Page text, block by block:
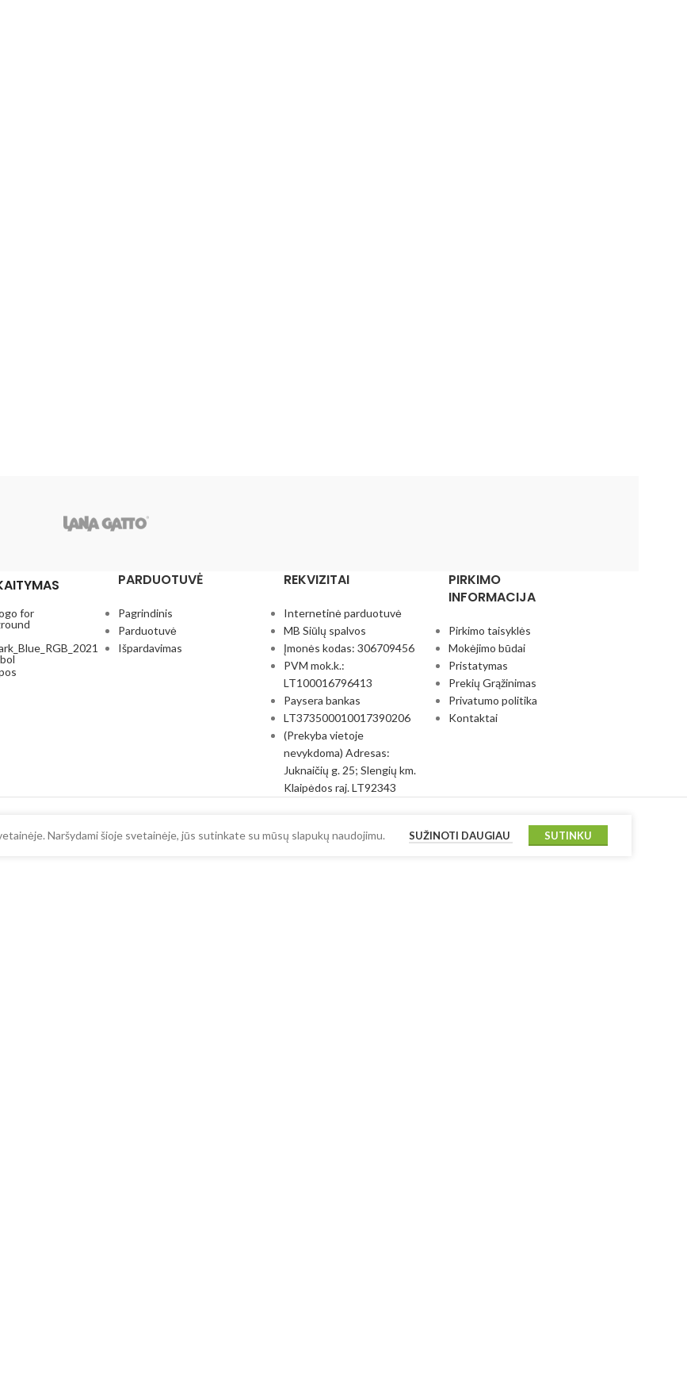
PARDUOTUVĖ
Pagrindinis
Parduotuvė
Išpardavimas
REKVIZITAI
Internetinė parduotuvė
MB Siūlų spalvos
Įmonės kodas: 306709456
PVM mok.k.:
LT100016796413
Paysera bankas
LT373500010017390206
(Prekyba vietoje
nevykdoma) Adresas:
Juknaičių g. 25; Slengių km.
Klaipėdos raj. LT92343
PIRKIMO
INFORMACIJA
Pirkimo taisyklės
Mokėjimo būdai
Pristatymas
Prekių Grąžinimas
Privatumo politika
Kontaktai
Naršydami šioje svetainėje, jūs sutinkate su mūsų slapukų naudojimu. SUŽINOTI DAUGIAU SUTINKU